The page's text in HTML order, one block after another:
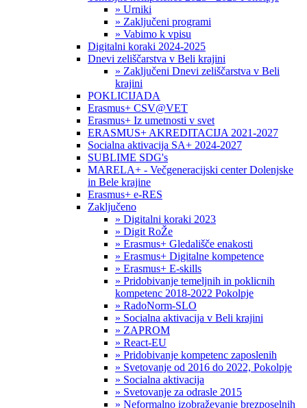
» Urniki
» Zaključeni programi
» Vabimo k vpisu
Digitalni koraki 2024-2025
Dnevi zeliščarstva v Beli krajini
» Zaključeni Dnevi zeliščarstva v Beli
krajini
POKLICIJADA
Erasmus+ CSV@VET
Erasmus+ Iz umetnosti v svet
ERASMUS+ AKREDITACIJA 2021-2027
Socialna aktivacija SA+ 2024-2027
SUBLIME SDG's
MARELA+ - Večgeneracijski center Dolenjske
in Bele krajine
Erasmus+ e-RES
Zaključeno
» Digitalni koraki 2023
» Digit RoŽe
» Erasmus+ Gledališče enakosti
» Erasmus+ Digitalne kompetence
» Erasmus+ E-skills
» Pridobivanje temeljnih in poklicnih
kompetenc 2018-2022 Pokolpje
» RadoNorm-SLO
» Socialna aktivacija v Beli krajini
» ZAPROM
» React-EU
» Pridobivanje kompetenc zaposlenih
» Svetovanje od 2016 do 2022, Pokolpje
» Socialna aktivacija
» Svetovanje za odrasle 2015
» Neformalno izobraževanje brezposelnih